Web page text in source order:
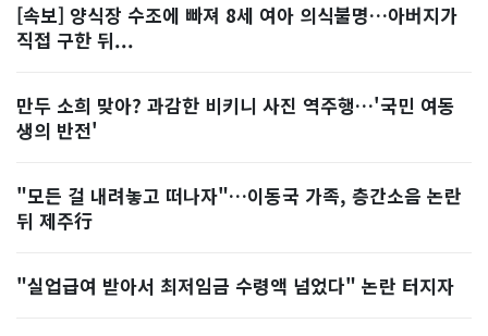
[속보] 양식장 수조에 빠져 8세 여아 의식불명…아버지가
직접 구한 뒤...
만두 소희 맞아? 과감한 비키니 사진 역주행…'국민 여동
생의 반전'
"모든 걸 내려놓고 떠나자"…이동국 가족, 층간소음 논란
뒤 제주行
"실업급여 받아서 최저임금 수령액 넘었다" 논란 터지자